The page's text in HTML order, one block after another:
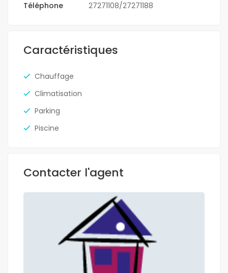
Téléphone
27271108/27271188
Caractéristiques
Chauffage
Climatisation
Parking
Piscine
Contacter l'agent